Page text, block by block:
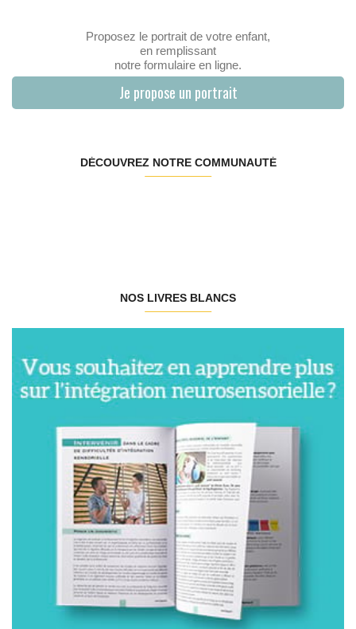
Proposez le portrait de votre enfant,
en remplissant
notre formulaire en ligne.
Je propose un portrait
DÉCOUVREZ NOTRE COMMUNAUTÉ
NOS LIVRES BLANCS